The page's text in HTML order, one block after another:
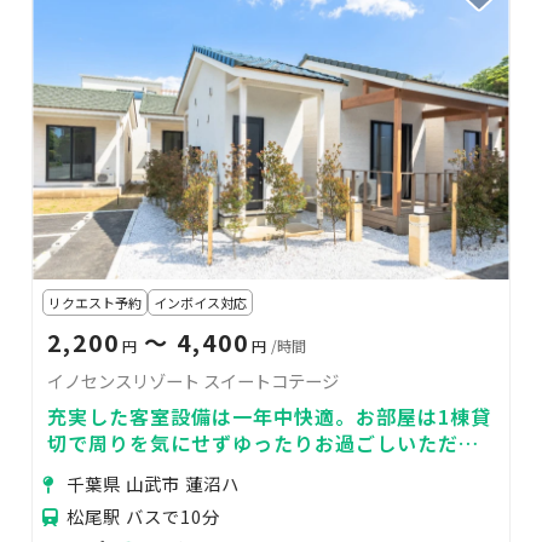
リクエスト予約 インボイス対応
2,200 円 〜 4,400 円 /時間
イノセンスリゾート スイートコテージ
充実した客室設備は一年中快適。お部屋は1棟貸
切で周りを気にせずゆったりお過ごしいただけ
ます。
千葉県 山武市 蓮沼ハ
松尾駅 バスで10分